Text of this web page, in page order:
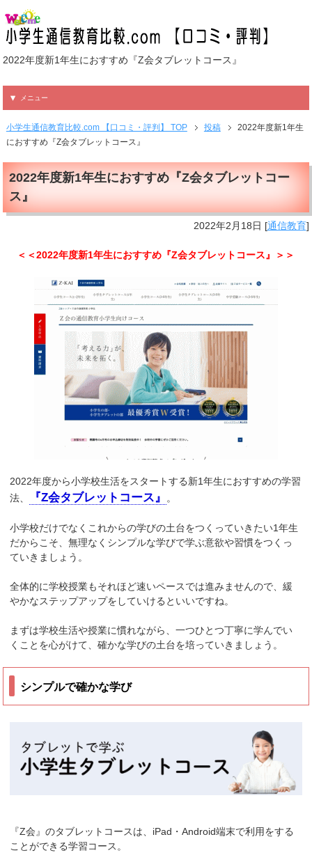
2022年度新1年生におすすめ『Z会タブレットコース』
メニュー
小学生通信教育比較.com 【口コミ・評判】 TOP 投稿
2022年度新1年生
におすすめ『Z会タブレットコース』
2022年度新1年生におすすめ『Z会タブレットコー
ス』
2022年2月18日 [通信教育]
＜＜2022年度新1年生におすすめ『Z会タブレットコース』＞＞
2022年度から小学校生活をスタートする新1年生におすすめの学習
法、
『Z会タブレットコース』 。
小学校だけでなくこれからの学びの土台をつくっていきたい1年生
だからこそ、無理なくシンプルな学びで学ぶ意欲や習慣をつくっ
ていきましょう。
全体的に学校授業もそれほど速いペースでは進みませんので、緩
やかなステップアップをしていけるといいですね。
まずは学校生活や授業に慣れながら、一つひとつ丁寧に学んでい
くことを心がけて、確かな学びの土台を培っていきましょう。
シンプルで確かな学び
『Z会』のタブレットコースは、iPad・Android端末で利用をする
ことができる学習コース。